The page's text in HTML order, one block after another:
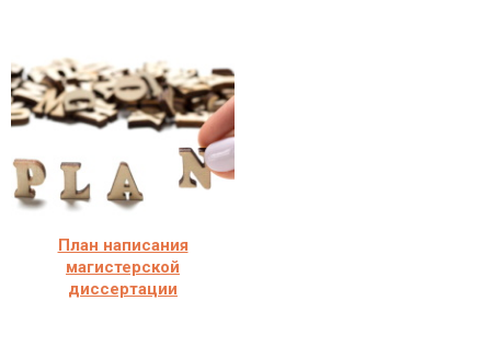
План написания
магистерской
диссертации